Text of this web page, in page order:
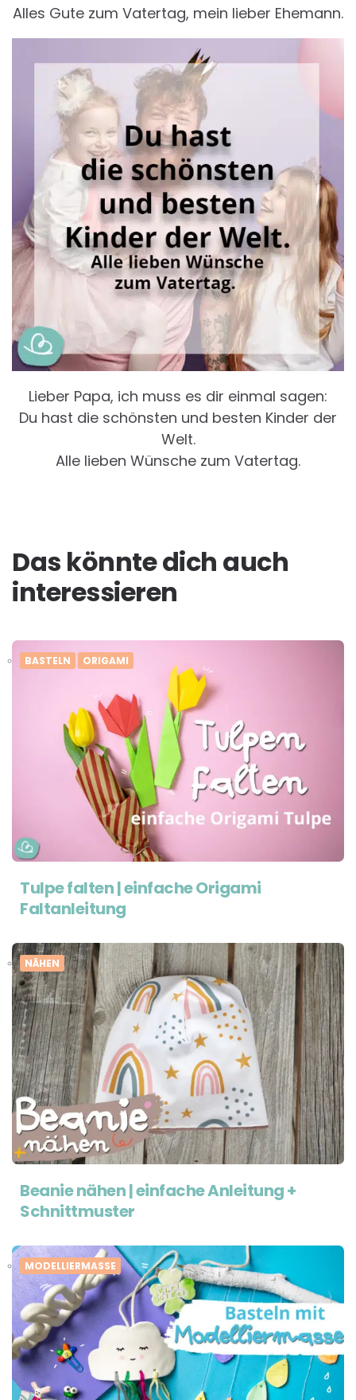
Alles Gute zum Vatertag, mein lieber Ehemann.
Lieber Papa, ich muss es dir einmal sagen:
Du hast die schönsten und besten Kinder der
Welt.
Alle lieben Wünsche zum Vatertag.
Das könnte dich auch
interessieren
BASTELN ORIGAMI
Tulpe falten | einfache Origami
Faltanleitung
NÄHEN
Beanie nähen | einfache Anleitung +
Schnittmuster
MODELLIERMASSE